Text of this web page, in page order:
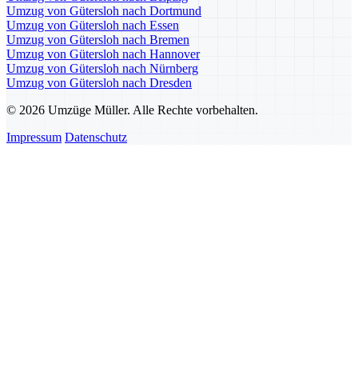
Umzug von Gütersloh nach Dortmund
Umzug von Gütersloh nach Essen
Umzug von Gütersloh nach Bremen
Umzug von Gütersloh nach Hannover
Umzug von Gütersloh nach Nürnberg
Umzug von Gütersloh nach Dresden
© 2026 Umzüge Müller. Alle Rechte vorbehalten.
Impressum Datenschutz